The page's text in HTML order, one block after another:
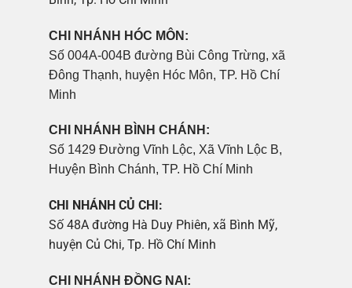
CHI NHÁNH HÓC MÔN:
Số 004A-004B đường Bùi Công Trừng, xã
Đông Thạnh, huyện Hóc Môn, TP. Hồ Chí
Minh
CHI NHÁNH BÌNH CHÁNH:
Số 1429 Đường Vĩnh Lộc, Xã Vĩnh Lộc B,
Huyện Bình Chánh, TP. Hồ Chí Minh
CHI NHÁNH CỦ CHI:
Số 48A đường Hà Duy Phiên, xã Bình Mỹ,
huyện Củ Chi, Tp. Hồ Chí Minh
CHI NHÁNH ĐỒNG NAI: